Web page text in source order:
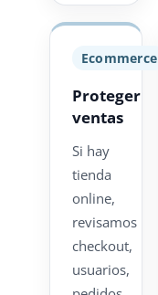
Ecommerce
Proteger
ventas
Si hay
tienda
online,
revisamos
checkout,
usuarios,